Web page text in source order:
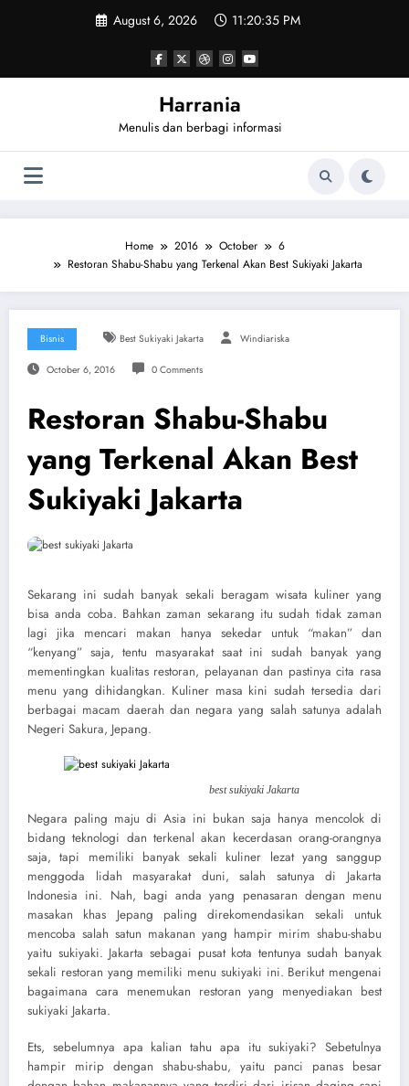
August 6, 2026 11:20:36 PM
Harrania
Menulis dan berbagi informasi
Home 2016 October
6
Restoran Shabu-Shabu yang Terkenal Akan Best Sukiyaki Jakarta
Bisnis Best Sukiyaki Jakarta Windiariska
October 6, 2016 0 Comments
Restoran Shabu-Shabu
yang Terkenal Akan Best
Sukiyaki Jakarta
Sekarang ini sudah banyak sekali beragam wisata kuliner yang
bisa anda coba. Bahkan zaman sekarang itu sudah tidak zaman
lagi jika mencari makan hanya sekedar untuk “makan” dan
“kenyang” saja, tentu masyarakat saat ini sudah banyak yang
mementingkan kualitas restoran, pelayanan dan pastinya cita rasa
menu yang dihidangkan. Kuliner masa kini sudah tersedia dari
berbagai macam daerah dan negara yang salah satunya adalah
Negeri Sakura, Jepang.
best sukiyaki Jakarta
Negara paling maju di Asia ini bukan saja hanya mencolok di
bidang teknologi dan terkenal akan kecerdasan orang-orangnya
saja, tapi memiliki banyak sekali kuliner lezat yang sanggup
menggoda lidah masyarakat duni, salah satunya di Jakarta
Indonesia ini. Nah, bagi anda yang penasaran dengan menu
masakan khas Jepang paling direkomendasikan sekali untuk
mencoba salah satun makanan yang hampir mirim shabu-shabu
yaitu sukiyaki. Jakarta sebagai pusat kota tentunya sudah banyak
sekali restoran yang memiliki menu sukiyaki ini. Berikut mengenai
bagaimana cara menemukan restoran yang menyediakan best
sukiyaki Jakarta.
Ets, sebelumnya apa kalian tahu apa itu sukiyaki? Sebetulnya
hampir mirip dengan shabu-shabu, yaitu panci panas besar